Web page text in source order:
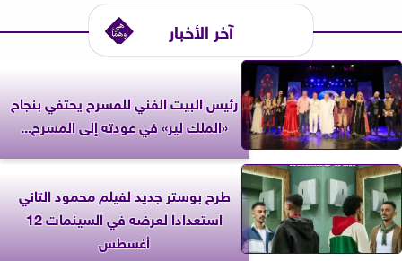
آخر الأخبار
رئيس البيت الفني للمسرح يحتفي بنجاح
«الملك لير» في عودته إلى المسرح...
طرح بوستر جديد لفيلم محمود التاني
استعدادا لعرضه في السينمات 12
أغسطس